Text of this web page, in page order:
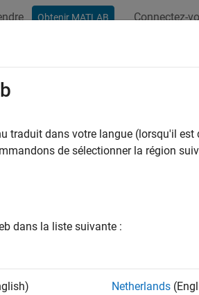
Obtenir MATLAB Connectez-
traduit dans votre langue (lorsqu'il
de sélectionner la région
dans la liste suivante :
Netherlands